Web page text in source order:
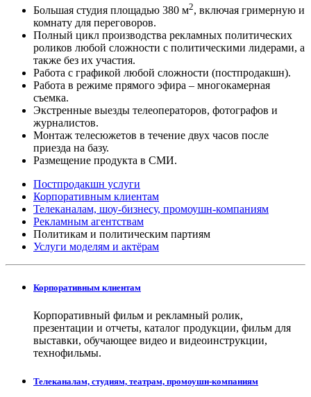
Большая студия площадью 380 м2, включая гримерную и
комнату для переговоров.
Полный цикл производства рекламных политических
роликов любой сложности с политическими лидерами, а
также без их участия.
Работа с графикой любой сложности (постпродакшн).
Работа в режиме прямого эфира – многокамерная
съемка.
Экстренные выезды телеоператоров, фотографов и
журналистов.
Монтаж телесюжетов в течение двух часов после
приезда на базу.
Размещение продукта в СМИ.
Постпродакшн услуги
Корпоративным клиентам
Телеканалам, шоу-бизнесу, промоушн-компаниям
Рекламным агентствам
Политикам и политическим партиям
Услуги моделям и актёрам
Корпоративным клиентам
Корпоративный фильм и рекламный ролик,
презентации и отчеты, каталог продукции, фильм для
выставки, обучающее видео и видеоинструкции,
технофильмы.
Телеканалам, студиям, театрам, промоушн-компаниям